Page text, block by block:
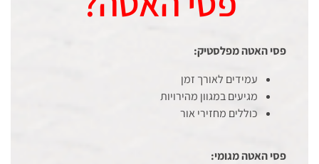
פסי האטה מפלסטיק:
עמידים לאורך זמן
מגיעים במגוון מהירויות
כוללים מחזירי אור
פסי האטה מגומי: